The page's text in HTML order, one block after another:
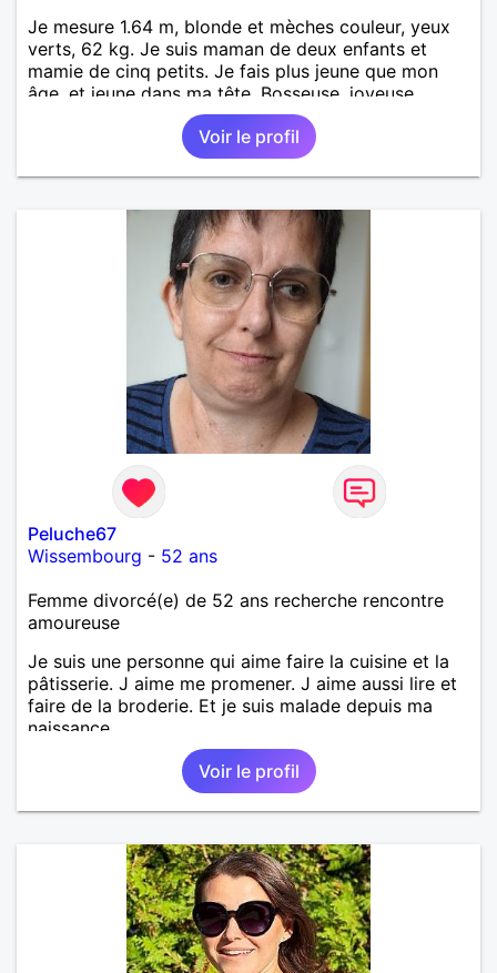
Je mesure 1.64 m, blonde et mèches couleur, yeux
verts, 62 kg. Je suis maman de deux enfants et
mamie de cinq petits. Je fais plus jeune que mon
âge, et jeune dans ma tête. Bosseuse, joyeuse,
sensible, bienveillante, aimant aller danser ou rester
tranquille à la maison. Balades, bricolage... j'ai un
chien. Je suis AES de métier et j'exerce à mon
compte. PAT votre num merci.
Voir le profil
Peluche67
Wissembourg - 52 ans
Femme divorcé(e) de 52 ans recherche rencontre
amoureuse
Je suis une personne qui aime faire la cuisine et la
pâtisserie. J aime me promener. J aime aussi lire et
faire de la broderie. Et je suis malade depuis ma
naissance.
Voir le profil